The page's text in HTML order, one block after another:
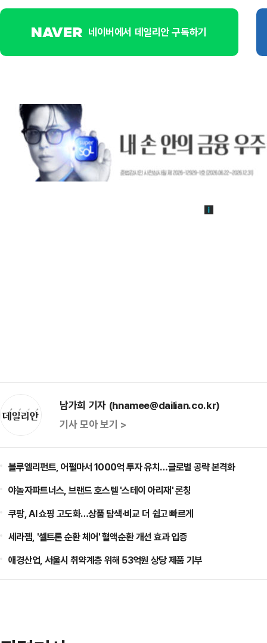
네이버에서 데일리안 구독하기
남가희 기자 (hnamee@dailian.co.kr)
기사 모아 보기 >
블루엘리펀트, 어펄마서 1000억 투자 유치…글로벌 공략 본격화
야놀자파트너스, 브랜드 호스텔 '스테이 아리재' 론칭
쿠팡, AI 쇼핑 고도화…상품 탐색·비교 더 쉽고 빠르게
세라젬, '셀트론 순환 체어' 혈액순환 개선 효과 입증
애경산업, 서울시 취약계층 위해 53억원 상당 제품 기부